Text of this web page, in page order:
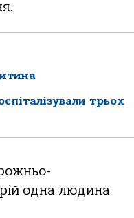
трьох
одна людина